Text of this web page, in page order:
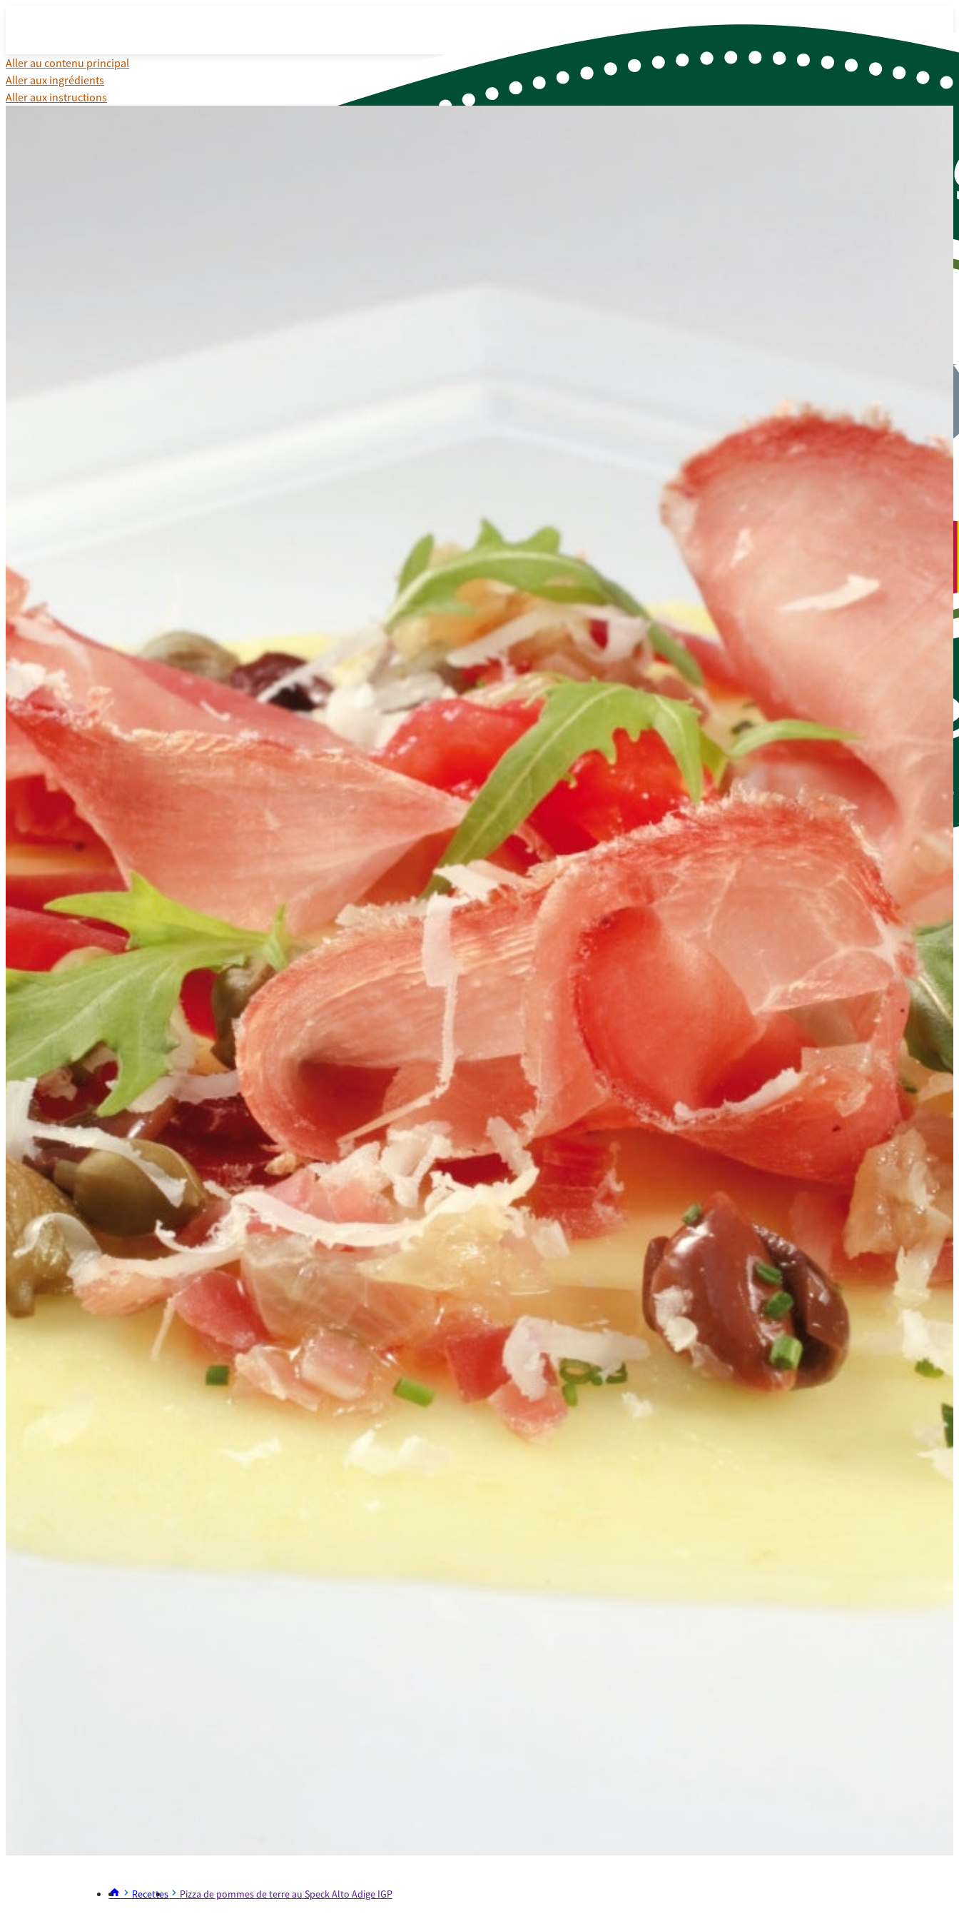
Aller au contenu principal
Aller aux ingrédients
Aller aux instructions
Recettes Pizza de pommes de terre au Speck Alto Adige IGP